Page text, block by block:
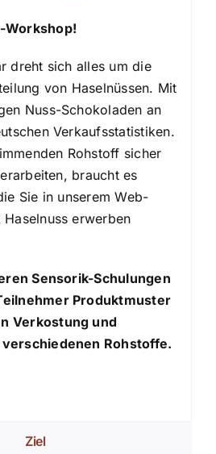
Workshop!
dreht sich alles um die
von Haselnüssen. Mit
Nuss-Schokoladen an
Verkaufsstatistiken.
Rohstoff sicher
braucht es
Sie in unserem Web-
erwerben
Sensorik-Schulungen
Produktmuster
Verkostung und
Rohstoffe.
Ziel